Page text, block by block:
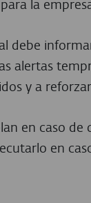
la
debe
alertas
y a
en caso de
en